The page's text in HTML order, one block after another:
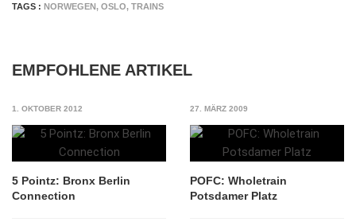
TAGS : NORWEGEN, OSLO, TRAINS
EMPFOHLENE ARTIKEL
1. OKTOBER 2012
5 Pointz: Bronx Berlin
Connection
27. MÄRZ 2009
POFC: Wholetrain
Potsdamer Platz